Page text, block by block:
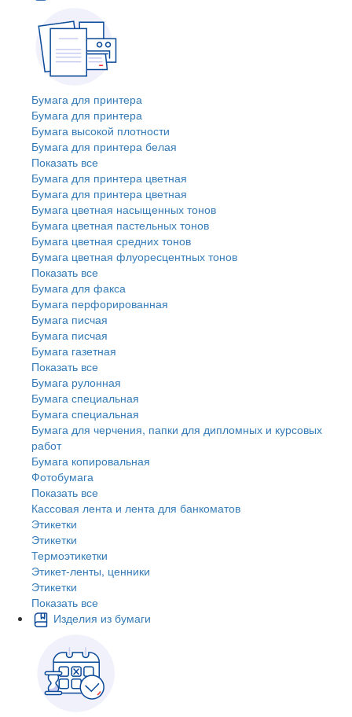
Бумага для принтера
Бумага для принтера
Бумага высокой плотности
Бумага для принтера белая
Показать все
Бумага для принтера цветная
Бумага для принтера цветная
Бумага цветная насыщенных тонов
Бумага цветная пастельных тонов
Бумага цветная средних тонов
Бумага цветная флуоресцентных тонов
Показать все
Бумага для факса
Бумага перфорированная
Бумага писчая
Бумага писчая
Бумага газетная
Показать все
Бумага рулонная
Бумага специальная
Бумага специальная
Бумага для черчения, папки для дипломных и курсовых
работ
Бумага копировальная
Фотобумага
Показать все
Кассовая лента и лента для банкоматов
Этикетки
Этикетки
Термоэтикетки
Этикет-ленты, ценники
Этикетки
Показать все
Изделия из бумаги